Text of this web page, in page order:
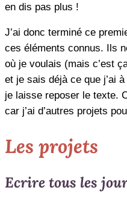
en dis pas plus !
J’ai donc terminé ce
ces éléments connus. Ils
où je voulais (mais c’est
et je sais déjà ce que j’ai
je laisse reposer le texte.
car j’ai d’autres projets
Les projets
Ecrire tous les